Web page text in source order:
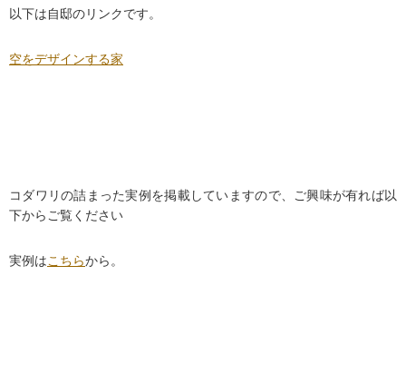
以下は自邸のリンクです。
空をデザインする家
コダワリの詰まった実例を掲載していますので、ご興味が有れば以
下からご覧ください
実例は こちらから。